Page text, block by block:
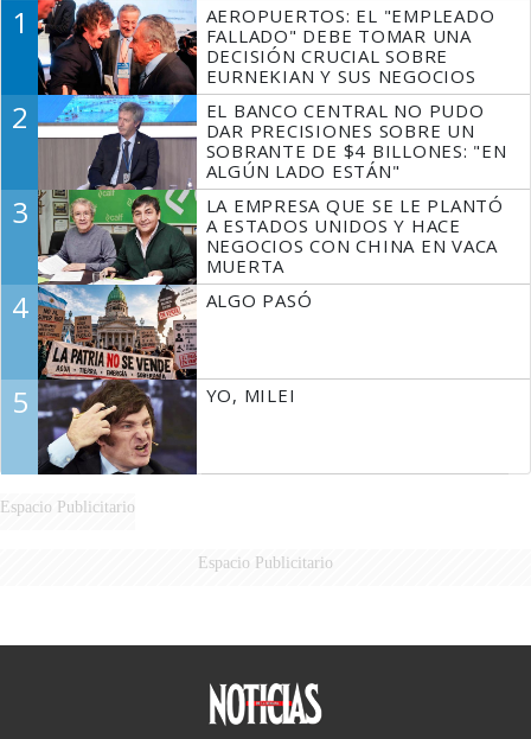
1
AEROPUERTOS: EL "EMPLEADO
FALLADO" DEBE TOMAR UNA
DECISIÓN CRUCIAL SOBRE
EURNEKIAN Y SUS NEGOCIOS
2
EL BANCO CENTRAL NO PUDO
DAR PRECISIONES SOBRE UN
SOBRANTE DE $4 BILLONES: "EN
ALGÚN LADO ESTÁN"
3
LA EMPRESA QUE SE LE PLANTÓ
A ESTADOS UNIDOS Y HACE
NEGOCIOS CON CHINA EN VACA
MUERTA
4 ALGO PASÓ
5 YO, MILEI
Espacio Publicitario
Espacio Publicitario